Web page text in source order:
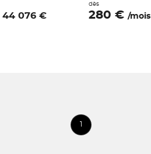
44 076 €
dès
280 €/mois
1